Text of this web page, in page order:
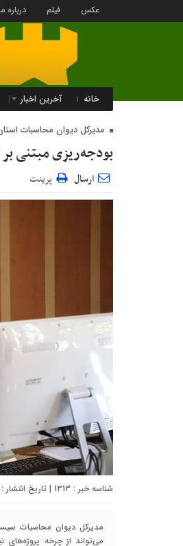
عکس فیلم درباره
خانه آخرین اخبار
مدیرکل دیوان محاسبات
بودجه‌ریزی مبتنی
ارسال پرینت
شناسه خبر : 1313 | تاریخ انتشار : ۲۵ آبان ۱۴۰۴ - ۸:۱۷ | تعداد دیدگاه :
مدیرکل دیوان محاسبات
می‌تواند از چرخه پروژه‌های